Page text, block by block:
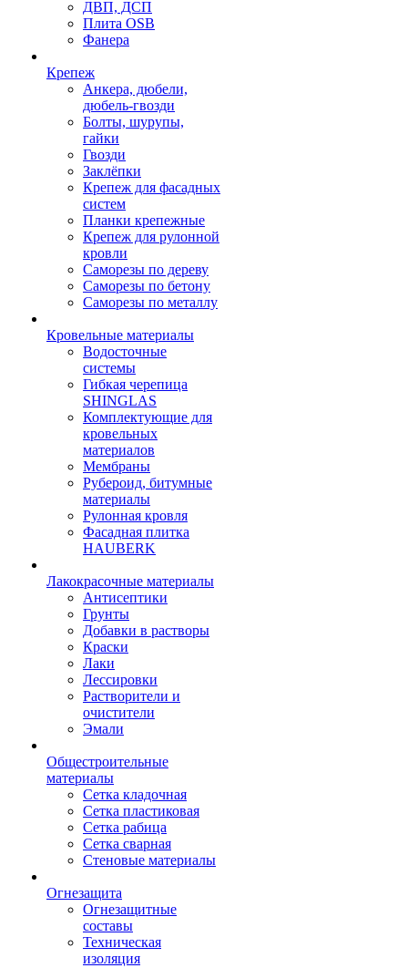
ДВП, ДСП
Плита OSB
Фанера
Крепеж
Анкера, дюбели,
дюбель-гвозди
Болты, шурупы,
гайки
Гвозди
Заклёпки
Крепеж для фасадных
систем
Планки крепежные
Крепеж для рулонной
кровли
Саморезы по дереву
Саморезы по бетону
Саморезы по металлу
Кровельные материалы
Водосточные
системы
Гибкая черепица
SHINGLAS
Комплектующие для
кровельных
материалов
Мембраны
Рубероид, битумные
материалы
Рулонная кровля
Фасадная плитка
HAUBERK
Лакокрасочные материалы
Антисептики
Грунты
Добавки в растворы
Краски
Лаки
Лессировки
Растворители и
очистители
Эмали
Общестроительные
материалы
Сетка кладочная
Сетка пластиковая
Сетка рабица
Сетка сварная
Стеновые материалы
Огнезащита
Огнезащитные
составы
Техническая
изоляция